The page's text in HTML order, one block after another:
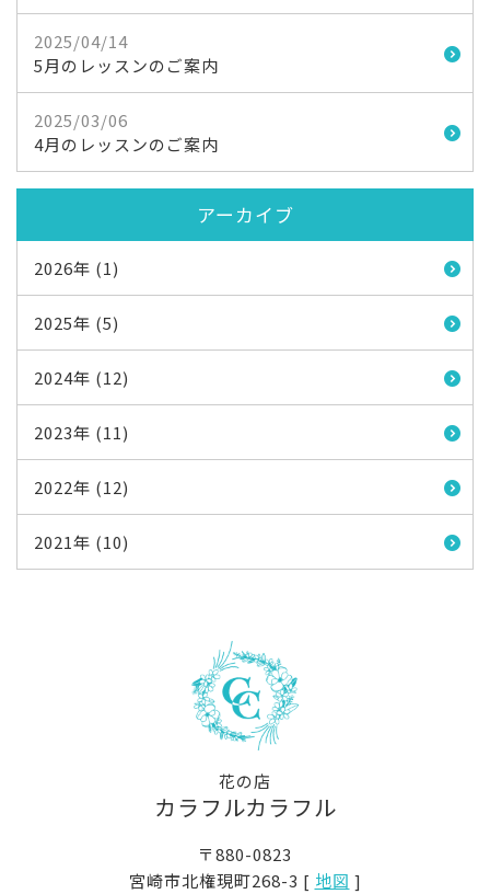
2025/04/14
5月のレッスンのご案内
2025/03/06
4月のレッスンのご案内
アーカイブ
2026年 (1)
2025年 (5)
2024年 (12)
2023年 (11)
2022年 (12)
2021年 (10)
花の店
カラフルカラフル
〒880-0823
宮崎市北権現町268-3 [ 地図 ]